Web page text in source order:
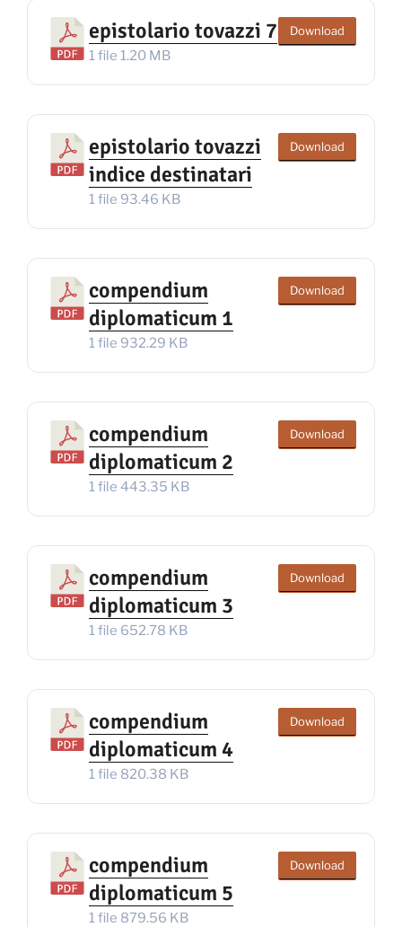
epistolario tovazzi 7
1 file 1.20 MB
Download
epistolario tovazzi
indice destinatari
1 file 93.46 KB
Download
compendium
diplomaticum 1
1 file 932.29 KB
Download
compendium
diplomaticum 2
1 file 443.35 KB
Download
compendium
diplomaticum 3
1 file 652.78 KB
Download
compendium
diplomaticum 4
1 file 820.38 KB
Download
compendium
diplomaticum 5
1 file 879.56 KB
Download